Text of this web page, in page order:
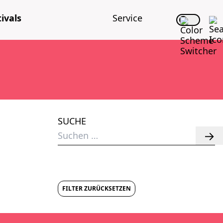
Ser­vice
SUCHE
Suchen
nach:
FILTER ZURÜCKSETZEN